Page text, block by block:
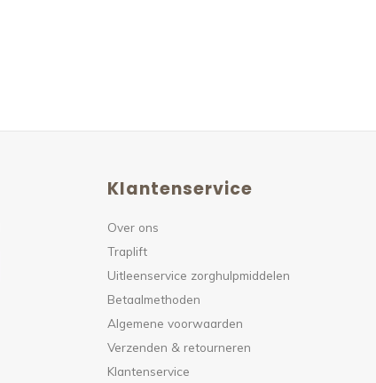
Klantenservice
Over ons
Traplift
Uitleenservice zorghulpmiddelen
Betaalmethoden
Algemene voorwaarden
Verzenden & retourneren
Klantenservice